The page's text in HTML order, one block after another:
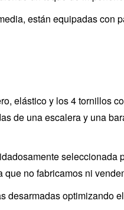
están equipadas con
elástico y los 4 tornillos
de una escalera y una
no fabricamos ni
desarmadas optimizando